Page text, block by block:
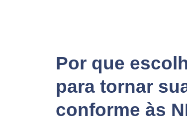
Por que
para tornar
conforme às